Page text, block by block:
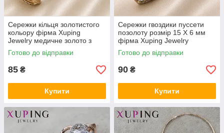
Сережки кільця золотистого
кольору фірма Xuping
Jewelry медичне золото з
камінчиками та насічками
діаметр 15 мм
Готово до відправки
85 ₴
Купити
Сережки гвоздики пуссети
позолоту розмір 15 Х 6 мм
фірма Xuping Jewelry
золотисті напівкруги з
кристалами
Готово до відправки
90 ₴
Купити